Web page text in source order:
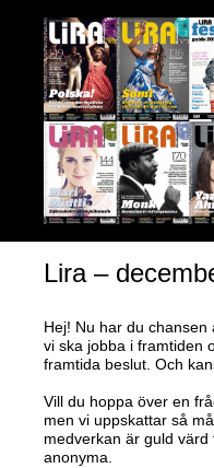
Lira –
Hej! Nu har du
vi ska jobba i framtiden
framtida beslut. Och
Vill du hoppa över en
men vi uppskattar så
medverkan är guld
anonyma.